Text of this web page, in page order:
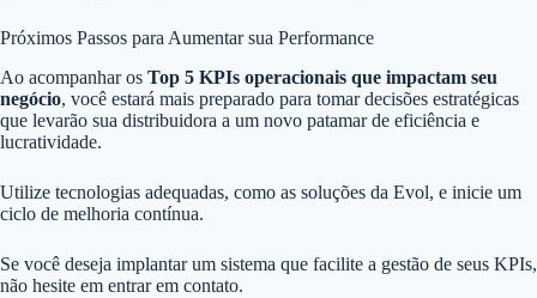
Próximos Passos para Aumentar sua Performance
Ao acompanhar os Top 5 KPIs operacionais que impactam seu
negócio, você estará mais preparado para tomar decisões estratégicas
que levarão sua distribuidora a um novo patamar de eficiência e
lucratividade.
Utilize tecnologias adequadas, como as soluções da Evol, e inicie um
ciclo de melhoria contínua.
Se você deseja implantar um sistema que facilite a gestão de seus KPIs,
não hesite em entrar em contato.